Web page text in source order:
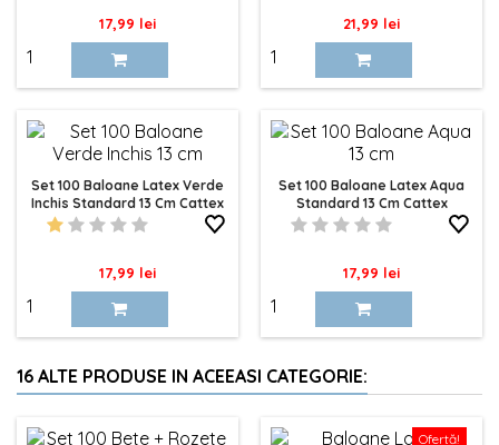
Pret
17,99 lei Pret
21,99 lei
Set 100 Baloane Latex Verde
Inchis Standard 13 Cm Cattex
Pret
17,99 lei
Set 100 Baloane Latex Aqua
Standard 13 Cm Cattex
Pret
17,99 lei
16 ALTE PRODUSE IN ACEEASI CATEGORIE:
Ofertă!